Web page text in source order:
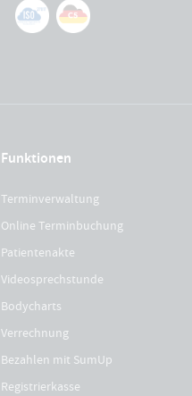
Funktionen
Terminverwaltung
Online Terminbuchung
Patientenakte
Videosprechstunde
Bodycharts
Verrechnung
Bezahlen mit SumUp
Registrierkasse